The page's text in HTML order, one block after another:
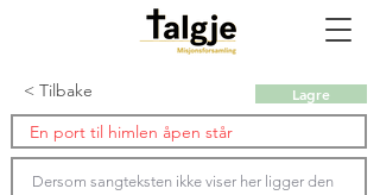
< Tilbake Lagre